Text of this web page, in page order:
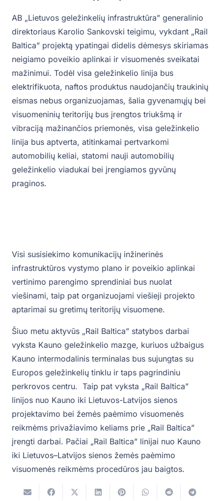
AB „Lietuvos geležinkelių infrastruktūra” generalinio
direktoriaus Karolio Sankovski teigimu, vykdant „Rail
Baltica” projektą ypatingai didelis dėmesys skiriamas
neigiamo poveikio aplinkai ir visuomenės sveikatai
mažinimui. Todėl visa geležinkelio linija bus
elektrifikuota, naftos produktus naudojančių traukinių
eismas nebus organizuojamas, šalia gyvenamųjų bei
visuomeninių teritorijų bus įrengtos triukšmą ir
vibraciją mažinančios priemonės, visa geležinkelio
linija bus aptverta, atitinkamai pertvarkomi
automobilių keliai, statomi nauji automobilių
geležinkelio viadukai bei įrengiamos gyvūnų
praginos.
Visi susisiekimo komunikacijų inžinerinės
infrastruktūros vystymo plano ir poveikio aplinkai
vertinimo parengimo sprendiniai bus nuolat
viešinami, taip pat organizuojami viešieji projekto
aptarimai su gretimų teritorijų visuomene.
Šiuo metu aktyvūs „Rail Baltica” statybos darbai
vyksta Kauno geležinkelio mazge, kuriuos užbaigus
Kauno intermodalinis terminalas bus sujungtas su
Europos geležinkelių tinklu ir taps pagrindiniu
perkrovos centru. Taip pat vyksta „Rail Baltica”
linijos nuo Kauno iki Lietuvos-Latvijos sienos
projektavimo bei žemės paėmimo visuomenės
reikmėms privažiavimo keliams prie „Rail Baltica”
įrengti darbai. Pačiai „Rail Baltica” linijai nuo Kauno
iki Lietuvos–Latvijos sienos žemės paėmimo
visuomenės reikmėms procedūros jau baigtos.